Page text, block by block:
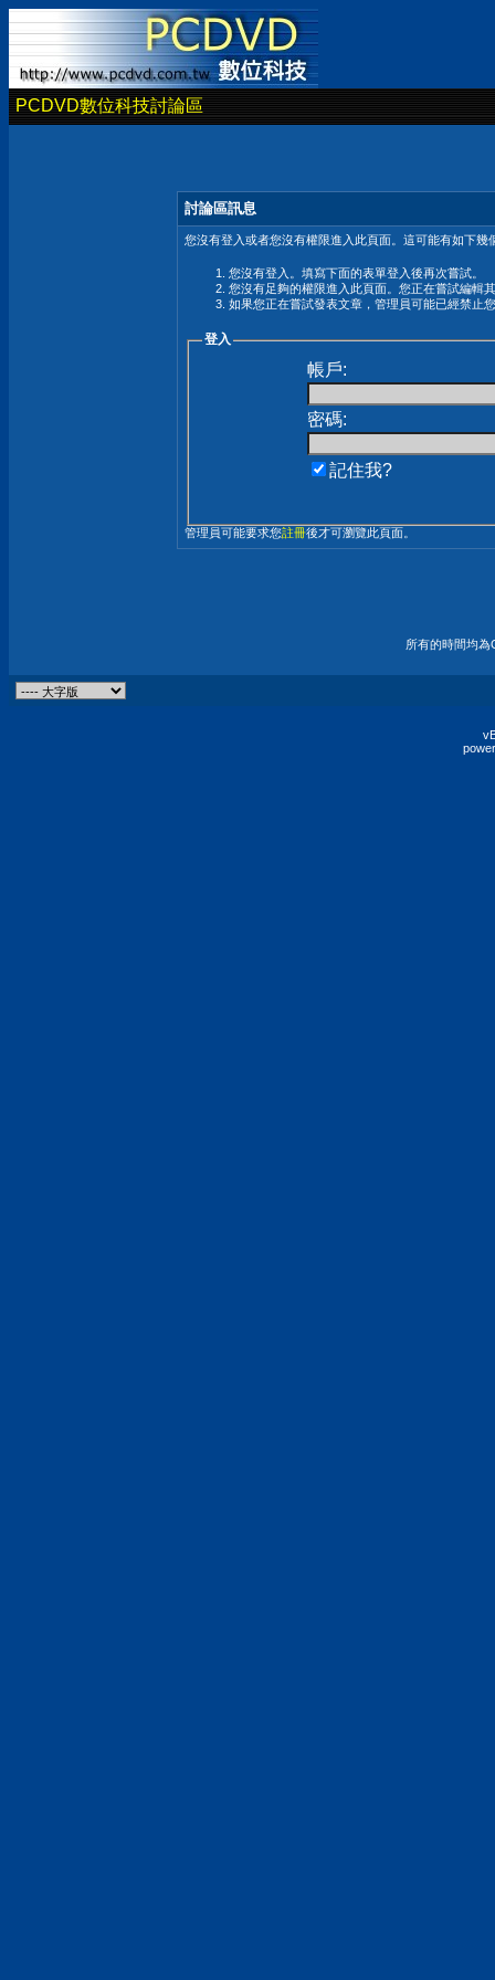
PCDVD數位科技討論區
討論區訊息
您沒有登入或者您沒有權限進入此頁面。這可能有如下幾
您沒有登入。填寫下面的表單登入後再次嘗試。
您沒有足夠的權限進入此頁面。您正在嘗試編輯
如果您正在嘗試發表文章，管理員可能已經禁止
登入
帳戶:
密碼:
記住我?
管理員可能要求您註冊後才可瀏覽此頁面。
所有的時間均為